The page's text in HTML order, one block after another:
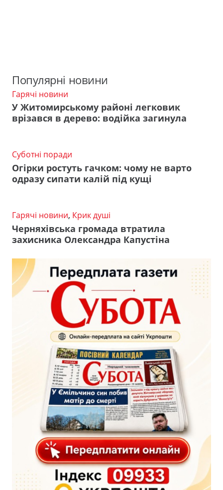
Популярні новини
Гарячі новини
У Житомирському районі легковик
врізався в дерево: водійка загинула
Суботні поради
Огірки ростуть гачком: чому не варто
одразу сипати калій під кущі
Гарячі новини, Крик душі
Черняхівська громада втратила
захисника Олександра Капустіна